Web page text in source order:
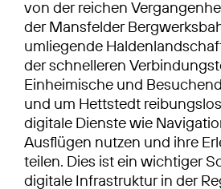
von der reichen
der Mansfelder
umliegende
der schnelleren
Einheimische und
und um Hettstedt
digitale Dienste wie
Ausflügen nutzen und ihre
teilen. Dies ist ein wichtiger
digitale Infrastruktur in der